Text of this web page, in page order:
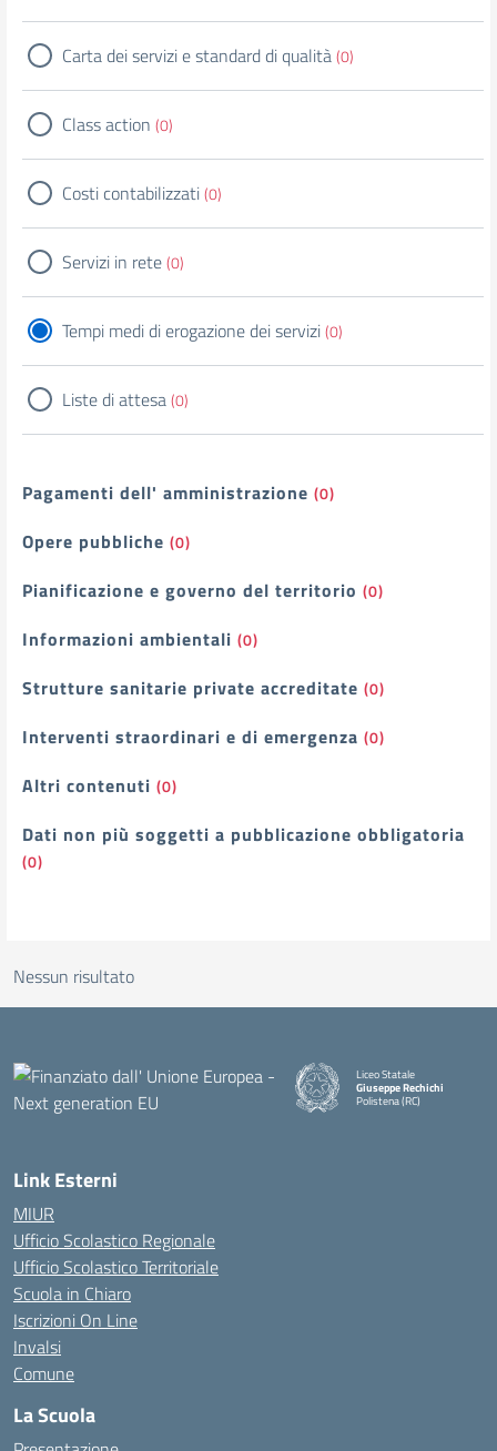
Carta dei servizi e standard di qualità(0)
Class action (0)
Costi contabilizzati(0)
Servizi in rete(0)
Tempi medi di erogazione dei servizi(0)
Liste di attesa(0)
Pagamenti dell' amministrazione (0)
Opere pubbliche (0)
Pianificazione e governo del territorio (0)
Informazioni ambientali (0)
Strutture sanitarie private accreditate (0)
Interventi straordinari e di emergenza (0)
Altri contenuti (0)
Dati non più soggetti a pubblicazione obbligatoria
(0)
Nessun risultato
Liceo Statale
Giuseppe Rechichi
Polistena (RC)
Link Esterni
MIUR
Ufficio Scolastico Regionale
Ufficio Scolastico Territoriale
Scuola in Chiaro
Iscrizioni On Line
Invalsi
Comune
La Scuola